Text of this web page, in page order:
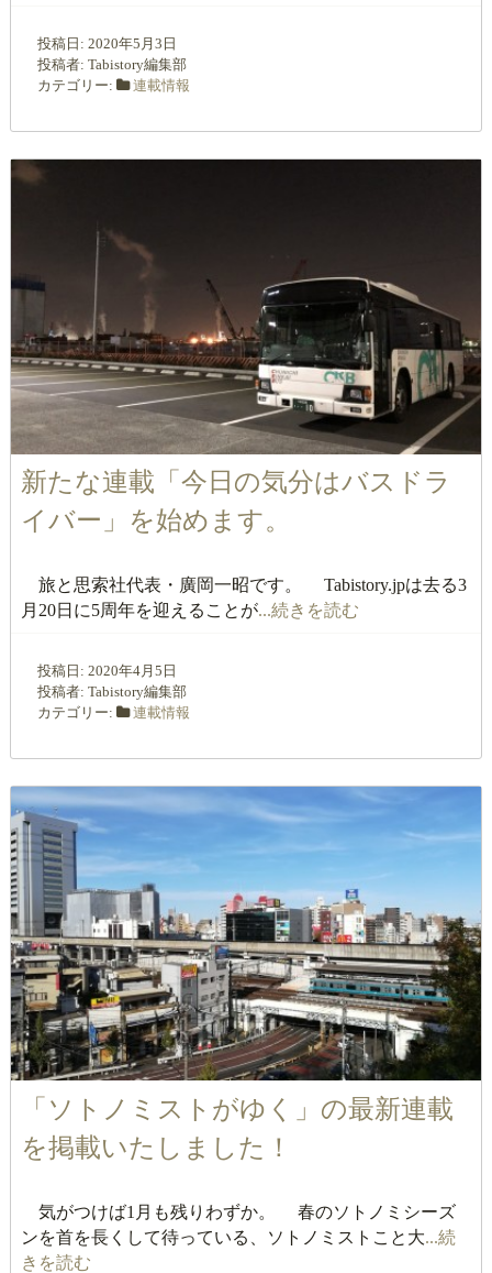
投稿日: 2020年5月3日
投稿者: Tabistory編集部
カテゴリー:
連載情報
新たな連載「今日の気分はバスドラ
イバー」を始めます。
旅と思索社代表・廣岡一昭です。 Tabistory.jpは去る3
月20日に5周年を迎えることが...続きを読む
投稿日: 2020年4月5日
投稿者: Tabistory編集部
カテゴリー:
連載情報
「ソトノミストがゆく」の最新連載
を掲載いたしました！
気がつけば1月も残りわずか。 春のソトノミシーズ
ンを首を長くして待っている、ソトノミストこと大...続
きを読む